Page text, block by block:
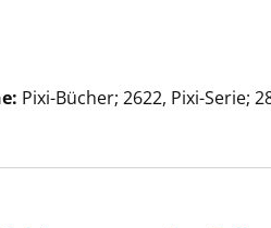
Pixi-Bücher; 2622, Pixi-Serie;